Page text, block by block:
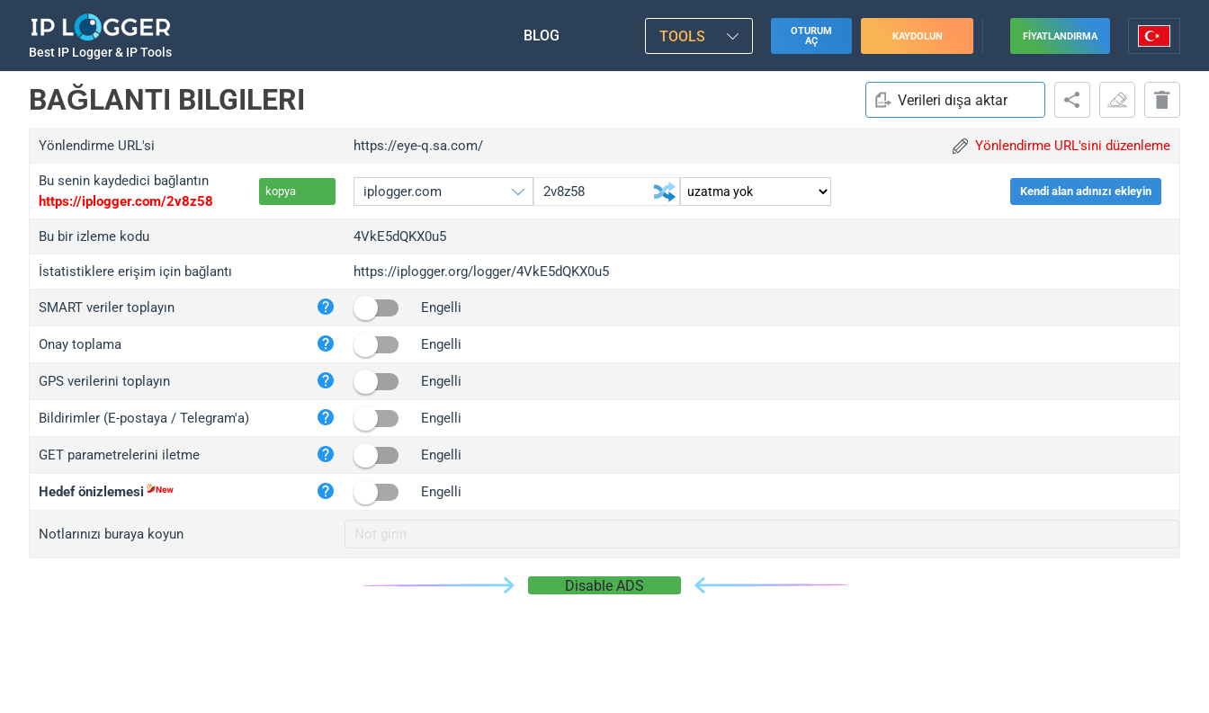
Best IP Logger & IP Tools
BLOG TOOLS
OTURUM
AÇ
KAYDOLUN FIYATLANDIRMA
BAĞLANTI BILGILERI Verileri dışa aktar
Yönlendirme URL'si https://eye-q.sa.com/ Yönlendirme URL'sini düzenleme
Bu senin kaydedici bağlantın
https://iplogger.com/2v8z58
kopya
iplogger.org
wl.gl
ed.tc
iplogger.com
iplogger.co
2no.co
yip.su
iplogger.info
Kendi alan adınızı ekleyin
Bu bir izleme kodu 4VkE5dQKX0u5
İstatistiklere erişim için bağlantı https://iplogger.org/logger/4VkE5dQKX0u5
SMART veriler toplayın Engelli
Onay toplama Engelli
GPS verilerini toplayın Engelli
Bildirimler (E-postaya / Telegram'a) Engelli
GET parametrelerini iletme Engelli
Hedef önizlemesi Engelli
Notlarınızı buraya koyun
Disable ADS